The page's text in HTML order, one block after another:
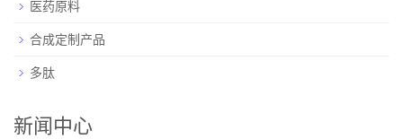
医药原料
合成定制产品
多肽
新闻中心